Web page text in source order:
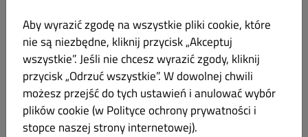
Mięso około 200 gr, sałata lodowa, pomidor, ogórek, cebula
czerwona, sos do wyboru
Aby wyrazić zgodę na wszystkie pliki cookie, które
nie są niezbędne, kliknij przycisk „Akceptuj
wszystkie”. Jeśli nie chcesz wyrazić zgody, kliknij
przycisk „Odrzuć wszystkie”. W dowolnej chwili
możesz przejść do tych ustawień i anulować wybór
plików cookie (w Polityce ochrony prywatności i
stopce naszej strony internetowej).